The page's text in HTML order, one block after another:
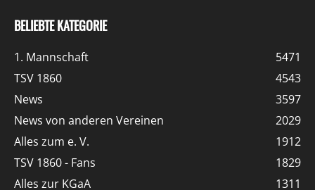
BELIEBTE KATEGORIE
1. Mannschaft
5471
TSV 1860
4543
News
3597
News von anderen Vereinen
2029
Alles zum e. V.
1912
TSV 1860 - Fans
1829
Alles zur KGaA
1311